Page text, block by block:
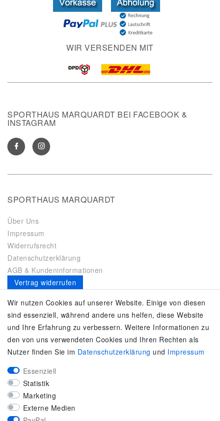
WIR VERSENDEN MIT
SPORTHAUS MARQUARDT BEI FACEBOOK &
INSTAGRAM
SPORTHAUS MARQUARDT
Über Uns
Impressum
Widerrufsrecht
Datenschutzerklärung
AGB & Kundeninformationen
Vertrag widerrufen
Es gilt unsereDatenschutzerklärung
SERVICE
Kontakt
Zahlung & Versand
Umtausch / Rückgabe
Größenberater
adidas F50
KUNDENSERVICE
Wir nutzen Cookies auf unserer Website. Einige von diesen
sind essenziell, während andere uns helfen, diese Website
und Ihre Erfahrung zu verbessern. Weitere Informationen zu
den von uns verwendeten Cookies und Ihren Rechten als
Nutzer finden Sie im Daten­schutz­erklärung und Impressum
Essenziell
Statistik
Marketing
Externe Medien